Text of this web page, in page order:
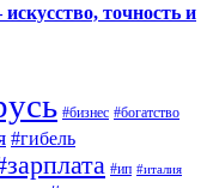
точность и
#бизнес #богатство
#гибель
#ип #италия